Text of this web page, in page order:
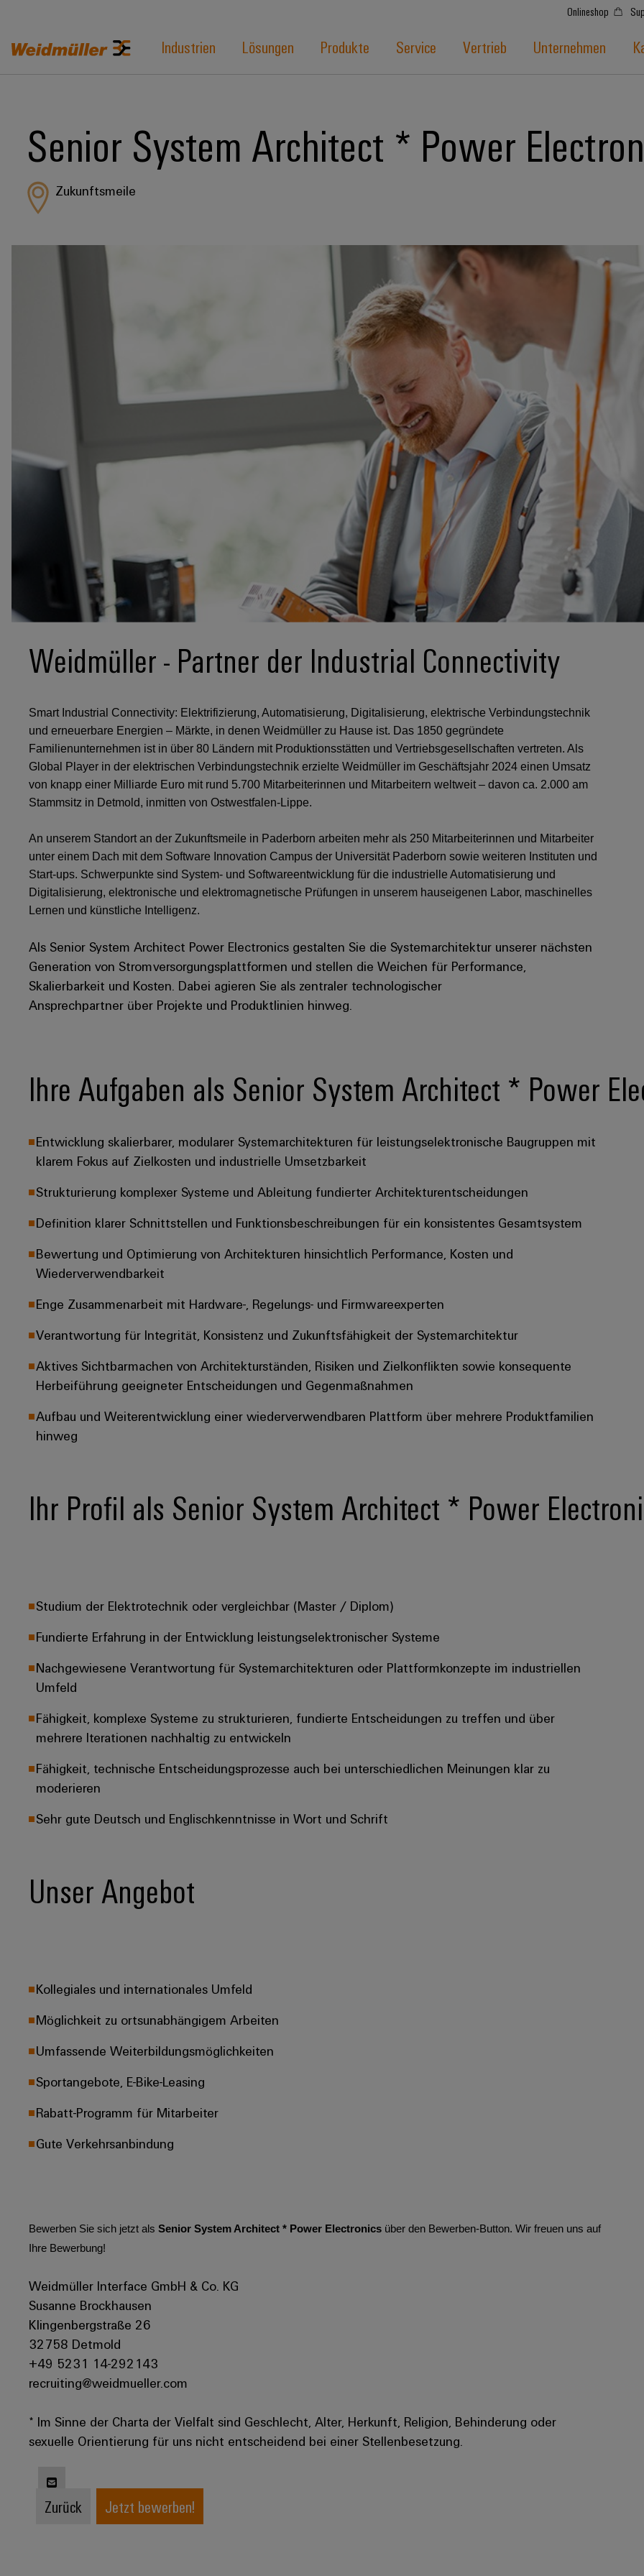
Onlineshop
Industrien Lösungen Produkte Service Vertrieb Unternehmen
Senior System Architect * Power
Zukunftsmeile
Weidmüller - Partner der Industrial Connectivity
Smart Industrial Connectivity: Elektrifizierung, Automatisierung, Digitalisierung, elektrische Verbindungstechnik
und erneuerbare Energien – Märkte, in denen Weidmüller zu Hause ist. Das 1850 gegründete
Familienunternehmen ist in über 80 Ländern mit Produktionsstätten und Vertriebsgesellschaften vertreten. Als
Global Player in der elektrischen Verbindungstechnik erzielte Weidmüller im Geschäftsjahr 2024 einen Umsatz
von knapp einer Milliarde Euro mit rund 5.700 Mitarbeiterinnen und Mitarbeitern weltweit – davon ca. 2.000 am
Stammsitz in Detmold, inmitten von Ostwestfalen-Lippe.
An unserem Standort an der Zukunftsmeile in Paderborn arbeiten mehr als 250 Mitarbeiterinnen und Mitarbeiter
unter einem Dach mit dem Software Innovation Campus der Universität Paderborn sowie weiteren Instituten und
Start-ups. Schwerpunkte sind System- und Softwareentwicklung für die industrielle Automatisierung und
Digitalisierung, elektronische und elektromagnetische Prüfungen in unserem hauseigenen Labor, maschinelles
Lernen und künstliche Intelligenz.
Als Senior System Architect Power Electronics gestalten Sie die Systemarchitektur unserer nächsten
Generation von Stromversorgungsplattformen und stellen die Weichen für Performance,
Skalierbarkeit und Kosten. Dabei agieren Sie als zentraler technologischer
Ansprechpartner über Projekte und Produktlinien hinweg.
Ihre Aufgaben als Senior System Architect * Power
Entwicklung skalierbarer, modularer Systemarchitekturen für leistungselektronische Baugruppen mit
klarem Fokus auf Zielkosten und industrielle Umsetzbarkeit
Strukturierung komplexer Systeme und Ableitung fundierter Architekturentscheidungen
Definition klarer Schnittstellen und Funktionsbeschreibungen für ein konsistentes Gesamtsystem
Bewertung und Optimierung von Architekturen hinsichtlich Performance, Kosten und
Wiederverwendbarkeit
Enge Zusammenarbeit mit Hardware-, Regelungs- und Firmwareexperten
Verantwortung für Integrität, Konsistenz und Zukunftsfähigkeit der Systemarchitektur
Aktives Sichtbarmachen von Architekturständen, Risiken und Zielkonflikten sowie konsequente
Herbeiführung geeigneter Entscheidungen und Gegenmaßnahmen
Aufbau und Weiterentwicklung einer wiederverwendbaren Plattform über mehrere Produktfamilien
hinweg
Ihr Profil als Senior System Architect * Power
Studium der Elektrotechnik oder vergleichbar (Master / Diplom)
Fundierte Erfahrung in der Entwicklung leistungselektronischer Systeme
Nachgewiesene Verantwortung für Systemarchitekturen oder Plattformkonzepte im industriellen
Umfeld
Fähigkeit, komplexe Systeme zu strukturieren, fundierte Entscheidungen zu treffen und über
mehrere Iterationen nachhaltig zu entwickeln
Fähigkeit, technische Entscheidungsprozesse auch bei unterschiedlichen Meinungen klar zu
moderieren
Sehr gute Deutsch und Englischkenntnisse in Wort und Schrift
Unser Angebot
Kollegiales und internationales Umfeld
Möglichkeit zu ortsunabhängigem Arbeiten
Umfassende Weiterbildungsmöglichkeiten
Sportangebote, E-Bike-Leasing
Rabatt-Programm für Mitarbeiter
Gute Verkehrsanbindung
Bewerben Sie sich jetzt als Senior System Architect * Power Electronics über den Bewerben-Button. Wir freuen uns auf
Ihre Bewerbung!
Weidmüller Interface GmbH & Co. KG
Susanne Brockhausen
Klingenbergstraße 26
32758 Detmold
+49 5231 14-292143
recruiting@weidmueller.com
* Im Sinne der Charta der Vielfalt sind Geschlecht, Alter, Herkunft, Religion, Behinderung oder
sexuelle Orientierung für uns nicht entscheidend bei einer Stellenbesetzung.
Zurück Jetzt bewerben!